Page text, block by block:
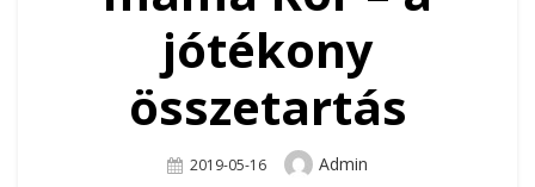
jótékony
összetartás
Posted
2019-05-16 Author
Admin